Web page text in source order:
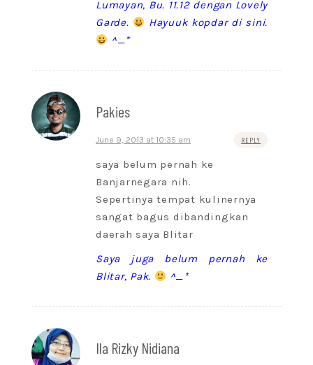
Lumayan, Bu. 11.12 dengan Lovely
Garde.
Hayuuk kopdar di sini.
^_*
Pakies
June 9, 2013 at 10:35 am REPLY
saya belum pernah ke
Banjarnegara nih.
Sepertinya tempat kulinernya
sangat bagus dibandingkan
daerah saya Blitar
Saya juga belum pernah ke
Blitar, Pak.
^_*
Ila Rizky Nidiana